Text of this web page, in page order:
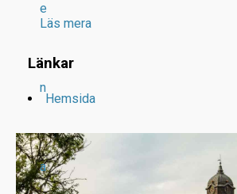
e
n
a
Läs mera
Länkar
Hemsida